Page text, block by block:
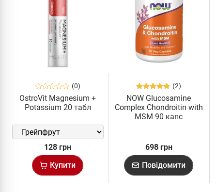
(0)
OstroVit Magnesium +
Potassium 20 табл
128 грн
Купити
(2)
NOW Glucosamine
Complex Chondroitin with
MSM 90 капс
698 грн
Повідомити